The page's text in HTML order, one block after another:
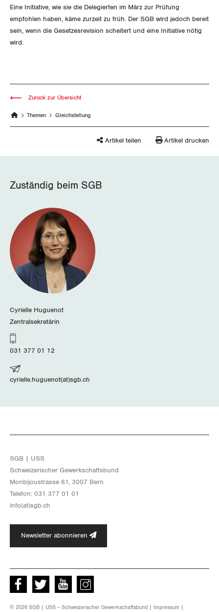
Eine Initiative, wie sie die Delegierten im März zur Prüfung
empfohlen haben, käme zurzeit zu früh. Der SGB wird jedoch bereit
sein, wenn die Gesetzesrevision scheitert und eine Initiative nötig
wird.
Themen Gleichstellung
Zurück zur Übersicht
Artikel teilen Artikel drucken
Zuständig beim SGB
Cyrielle Huguenot
Zentralsekretärin
031 377 01 12
cyrielle.huguenot(at)sgb.ch
SGB | USS
Schwei­ze­ri­scher Ge­werk­schafts­bund
Mon­bi­joustras­se 61, 3007 Bern
Te­le­fon: 031 377 01 01
info(at)​sgb.​ch
Newsletter abonnieren
Facebook Twitter Youtube instagram
© 2026 SGB | USS – Schweizerischer Gewerkschaftsbund | Impressum